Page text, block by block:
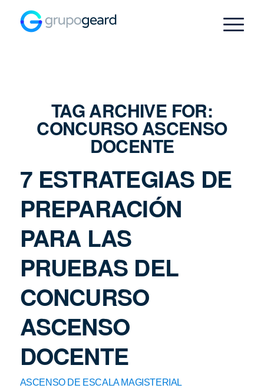
TAG ARCHIVE FOR:
CONCURSO ASCENSO
DOCENTE
7 ESTRATEGIAS DE
PREPARACIÓN
PARA LAS
PRUEBAS DEL
CONCURSO
ASCENSO
DOCENTE
ASCENSO DE ESCALA MAGISTERIAL